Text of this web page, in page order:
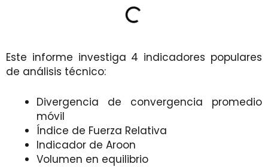
Este informe investiga 4 indicadores populares
de análisis técnico:
Divergencia de convergencia promedio
móvil
Índice de Fuerza Relativa
Indicador de Aroon
Volumen en equilibrio